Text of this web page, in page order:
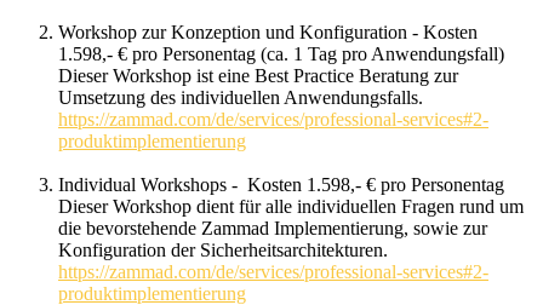
Workshop zur Konzeption und Konfiguration - Kosten
1.598,- € pro Personentag (ca. 1 Tag pro Anwendungsfall)
Dieser Workshop ist eine Best Practice Beratung zur
Umsetzung des individuellen Anwendungsfalls.
https://zammad.com/de/services/professional-services#2-
produktimplementierung
Individual Workshops - Kosten 1.598,- € pro Personentag
Dieser Workshop dient für alle individuellen Fragen rund um
die bevorstehende Zammad Implementierung, sowie zur
Konfiguration der Sicherheitsarchitekturen.
https://zammad.com/de/services/professional-services#2-
produktimplementierung